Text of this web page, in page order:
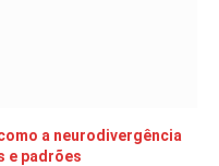
a neurodivergência
e padrões